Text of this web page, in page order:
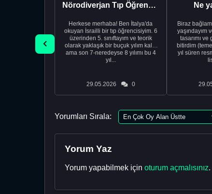
Nörodiverjan Tıp Öğrencisi Yeni Bir Yol Arıyor
Herkese merhaba! Ben İtalya'da
okuyan İsrailli bir tıp öğrencisiyim. 6
üzerinden 5. sınıftayım ve teorik
olarak yaklaşık bir buçuk yılım kaldı
ama son 7-neredeyse 8 yılımı bu 4
yıl...
29.05.2026 0
Ne
Biraz
yaşındayım
tasarımı ve
bitirdim
yıl süren
Yorumları Sırala:
Yorum Yaz
Yorum yapabilmek için oturum açmalısınız.